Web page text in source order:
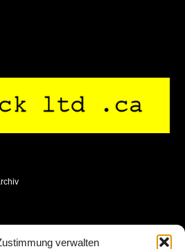
verwalten
Back